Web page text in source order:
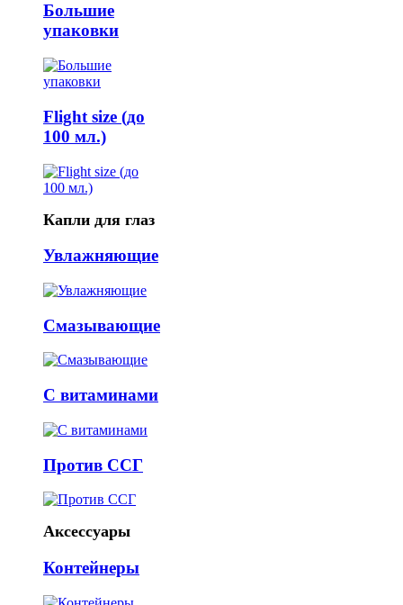
Большие
упаковки
Flight size (до
100 мл.)
Капли для глаз
Увлажняющие
Смазывающие
С витаминами
Против ССГ
Аксессуары
Контейнеры